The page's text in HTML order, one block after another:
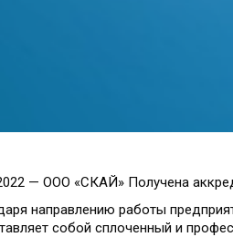
— ООО «СКАЙ» Получена
направлению работы
собой сплоченный и